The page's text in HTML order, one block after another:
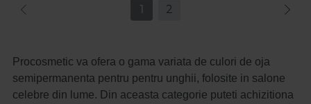
1 2
Procosmetic va ofera o gama variata de culori de oja
semipermanenta pentru pentru unghii, folosite in salone
celebre din lume. Din aceasta categorie puteti achizitiona